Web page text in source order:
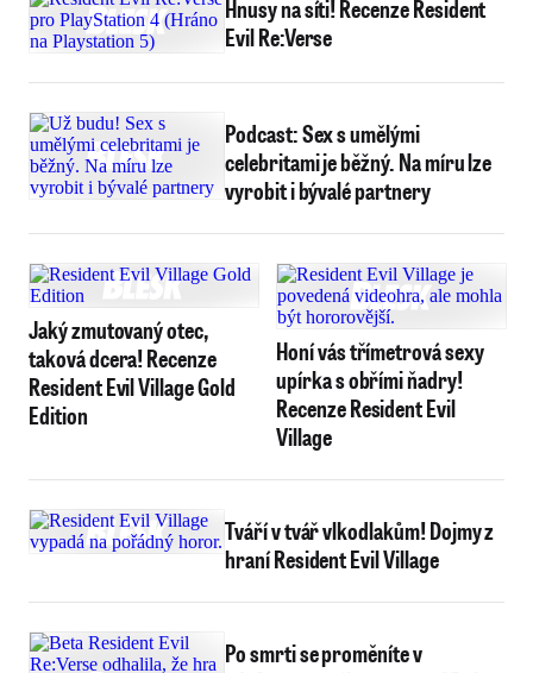
Hnusy na síti! Recenze Resident
Evil Re:Verse
Podcast: Sex s umělými
celebritami je běžný. Na míru lze
vyrobit i bývalé partnery
Jaký zmutovaný otec,
taková dcera! Recenze
Resident Evil Village Gold
Edition
Honí vás třímetrová sexy
upírka s obřími ňadry!
Recenze Resident Evil
Village
Tváří v tvář vlkodlakům! Dojmy z
hraní Resident Evil Village
Po smrti se proměníte v